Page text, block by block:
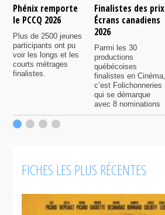
Phénix remporte
le PCCQ 2026
Plus de 2500 jeunes
participants ont pu
voir les longs et les
courts métrages
finalistes.
Finalistes des prix
Écrans canadiens
2026
Parmi les 30
productions
québécoises
finalistes en Cinéma,
c’est Folichonneries
qui se démarque
avec 8 nominations
FICHES LES PLUS RÉCENTES